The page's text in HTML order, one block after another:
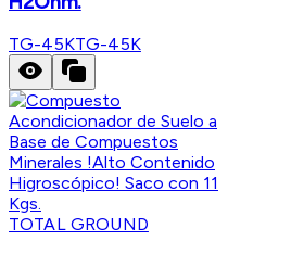
TG-45KTG-45K
TOTAL GROUND